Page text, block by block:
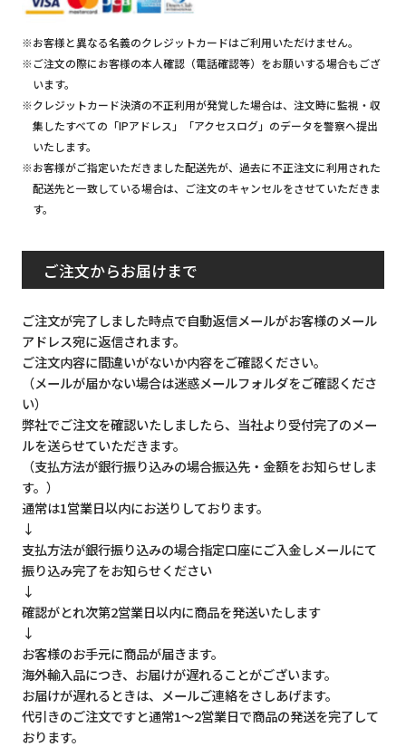
※お客様と異なる名義のクレジットカードはご利用いただけません。
※ご注文の際にお客様の本人確認（電話確認等）をお願いする場合もござ
います。
※クレジットカード決済の不正利用が発覚した場合は、注文時に監視・収
集したすべての「IPアドレス」「アクセスログ」のデータを警察へ提出
いたします。
※お客様がご指定いただきました配送先が、過去に不正注文に利用された
配送先と一致している場合は、ご注文のキャンセルをさせていただきま
す。
ご注文からお届けまで
ご注文が完了しました時点で自動返信メールがお客様のメール
アドレス宛に返信されます。
ご注文内容に間違いがないか内容をご確認ください。
（メールが届かない場合は迷惑メールフォルダをご確認くださ
い）
弊社でご注文を確認いたしましたら、当社より受付完了のメー
ルを送らせていただきます。
（支払方法が銀行振り込みの場合振込先・金額をお知らせしま
す。）
通常は1営業日以内にお送りしております。
↓
支払方法が銀行振り込みの場合指定口座にご入金しメールにて
振り込み完了をお知らせください
↓
確認がとれ次第2営業日以内に商品を発送いたします
↓
お客様のお手元に商品が届きます。
海外輸入品につき、お届けが遅れることがございます。
お届けが遅れるときは、メールご連絡をさしあげます。
代引きのご注文ですと通常1～2営業日で商品の発送を完了して
おります。